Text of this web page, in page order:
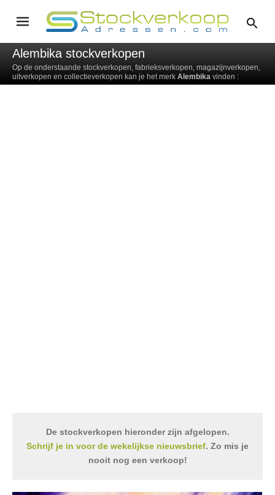
Alembika stockverkopen
Op de onderstaande stockverkopen, fabrieksverkopen, magazijnverkopen,
uitverkopen en collectieverkopen kan je het merk Alembika vinden :
De stockverkopen hieronder zijn afgelopen.
Schrijf je in voor de wekelijkse nieuwsbrief. Zo mis je
nooit nog een verkoop!